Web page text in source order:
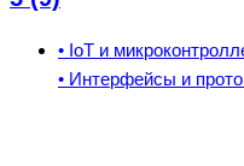
• IoT и
• Интерфейсы и